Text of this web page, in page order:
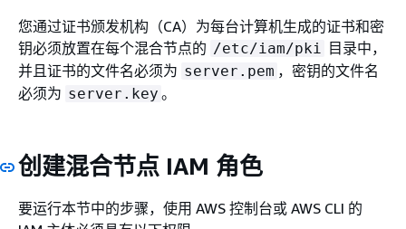
您通过证书颁发机构（CA）为每台计算机生成的证书和密
钥必须放置在每个混合节点的 /etc/iam/pki
目录中，
并且证书的文件名必须为 server.pem ，密钥的文件名
必须为 server.key 。
创建混合节点 IAM 角色
要运行本节中的步骤，使用 AWS 控制台或 AWS CLI 的